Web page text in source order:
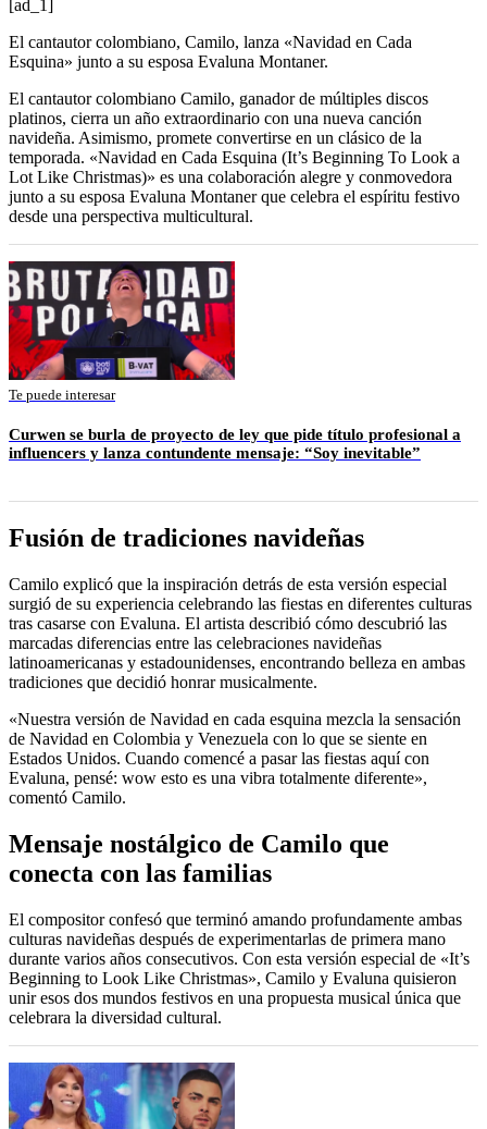
[ad_1]
El cantautor colombiano, Camilo, lanza «Navidad en Cada
Esquina» junto a su esposa Evaluna Montaner.
El cantautor colombiano Camilo, ganador de múltiples discos
platinos, cierra un año extraordinario con una nueva canción
navideña. Asimismo, promete convertirse en un clásico de la
temporada. «Navidad en Cada Esquina (It’s Beginning To Look a
Lot Like Christmas)» es una colaboración alegre y conmovedora
junto a su esposa Evaluna Montaner que celebra el espíritu festivo
desde una perspectiva multicultural.
Te puede interesar
Curwen se burla de proyecto de ley que pide título profesional a
influencers y lanza contundente mensaje: “Soy inevitable”
Fusión de tradiciones navideñas
Camilo explicó que la inspiración detrás de esta versión especial
surgió de su experiencia celebrando las fiestas en diferentes culturas
tras casarse con Evaluna. El artista describió cómo descubrió las
marcadas diferencias entre las celebraciones navideñas
latinoamericanas y estadounidenses, encontrando belleza en ambas
tradiciones que decidió honrar musicalmente.
«Nuestra versión de Navidad en cada esquina mezcla la sensación
de Navidad en Colombia y Venezuela con lo que se siente en
Estados Unidos. Cuando comencé a pasar las fiestas aquí con
Evaluna, pensé: wow esto es una vibra totalmente diferente»,
comentó Camilo.
Mensaje nostálgico de Camilo que
conecta con las familias
El compositor confesó que terminó amando profundamente ambas
culturas navideñas después de experimentarlas de primera mano
durante varios años consecutivos. Con esta versión especial de «It’s
Beginning to Look Like Christmas», Camilo y Evaluna quisieron
unir esos dos mundos festivos en una propuesta musical única que
celebrara la diversidad cultural.